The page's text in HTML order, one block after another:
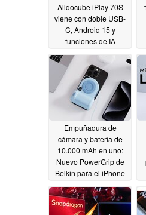
Alldocube iPlay 70S
viene con doble USB-
C, Android 15 y
funciones de IA
01/15/2025
Empuñadura de
cámara y batería de
10.000 mAh en uno:
Nuevo PowerGrip de
Belkin para el iPhone
01/06/2025